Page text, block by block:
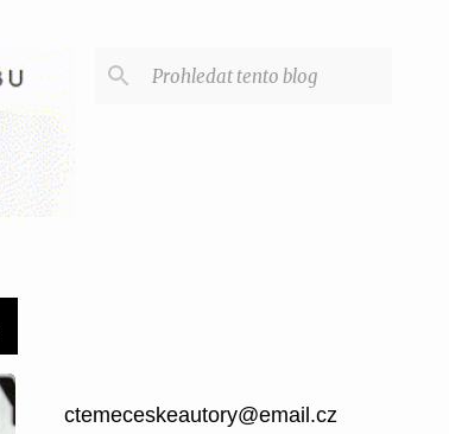
ctemeceskeautory@email.cz